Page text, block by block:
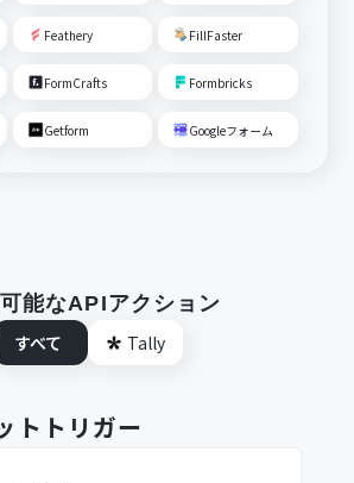
Feathery FillFaster
FormCrafts Formbricks
Getform Googleフォーム
能なAPIアクション
すべて
Tally
トトリガー